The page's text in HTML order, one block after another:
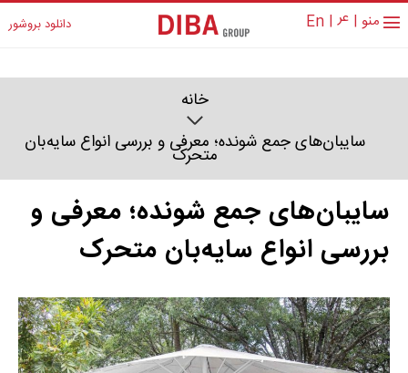
دانلود بروشور منو | عر |
En
خانه
سایبان‌های جمع شونده؛ معرفی و بررسی انواع سایه‌بان
متحرک
سایبان‌های جمع شونده؛ معرفی و
بررسی انواع سایه‌بان متحرک